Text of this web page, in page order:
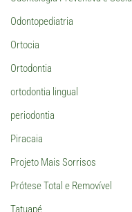
Odontopediatria
Ortocia
Ortodontia
ortodontia lingual
periodontia
Piracaia
Projeto Mais Sorrisos
Prótese Total e Removível